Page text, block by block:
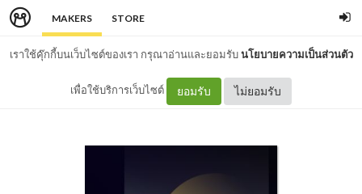
MAKERS STORE
เราใช้คุ๊กกี้บนเว็บไซต์ของเรา กรุณาอ่านและยอมรับนโยบายความเป็นส่วนตัว
เพื่อใช้บริการเว็บไซต์ ยอมรับ ไม่ยอมรับ